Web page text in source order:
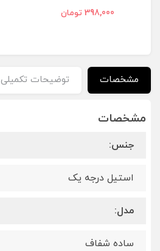
398,000 تومان
مشخصات توضیحات تکمیلی
مشخصات
جنس:
استیل درجه یک
مدل:
ساده شفاف